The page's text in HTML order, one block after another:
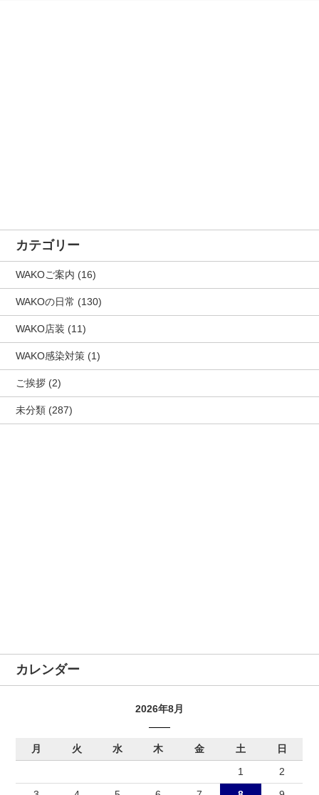
カテゴリー
WAKOご案内 (16)
WAKOの日常 (130)
WAKO店装 (11)
WAKO感染対策 (1)
ご挨拶 (2)
未分類 (287)
カレンダー
2026年8月
月 火 水 木 金 土
日
1
2